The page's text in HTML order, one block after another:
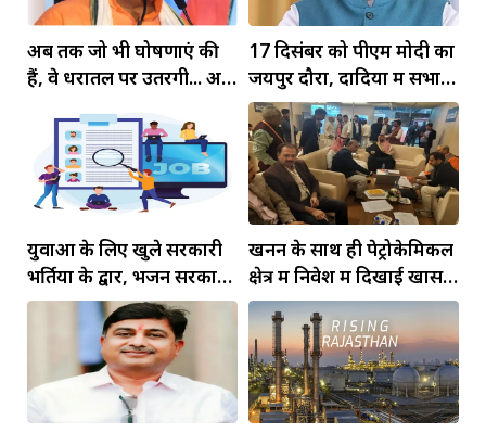
अब तक जो भी घोषणाएं की
हैं, वे धरातल पर उतरेंगी... अब
धरातल...
17 दिसंबर को पीएम मोदी का
जयपुर दौरा, दादिया में सभा
होगी... 500 करोड़ के 26
प्रोजेक्ट्स के होंगे शिलान्यास-
उद्घाटन
युवाओं के लिए खुले सरकारी
भर्तियों के द्वार, भजन सरकार
ने खोला पिटारा 63000 पदों
पर होंगी भर्तियां
खनन के साथ ही पेट्रोकेमिकल
क्षेत्र में निवेश में दिखाई खास
रुचि